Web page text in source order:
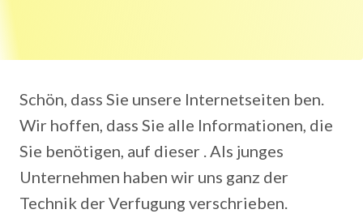
Schön, dass Sie unsere Internetseiten ben.
Wir hoffen, dass Sie alle Informationen, die
Sie benötigen, auf dieser . Als junges
Unternehmen haben wir uns ganz der
Technik der Verfugung verschrieben.